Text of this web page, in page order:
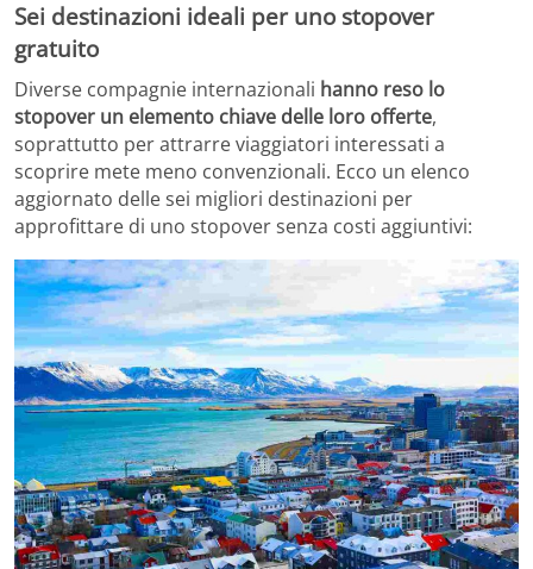
Sei destinazioni ideali per uno stopover
gratuito
Diverse compagnie internazionali hanno reso lo
stopover un elemento chiave delle loro offerte,
soprattutto per attrarre viaggiatori interessati a
scoprire mete meno convenzionali. Ecco un elenco
aggiornato delle sei migliori destinazioni per
approfittare di uno stopover senza costi aggiuntivi: